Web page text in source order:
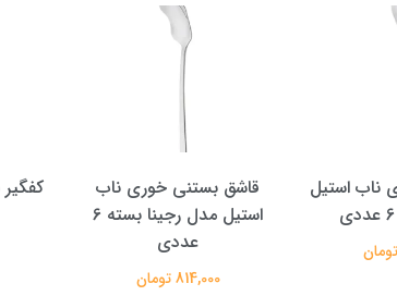
ناب استیل
قاشق بستنی خوری ناب
استیل مدل رجینا بسته 6
عددی
814,000 تومان